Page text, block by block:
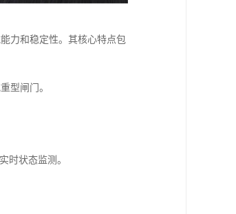
力和稳定性。其核心特点包
型闸门。
时状态监测。